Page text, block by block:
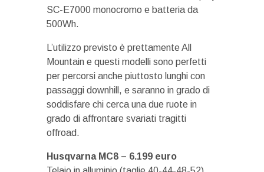
SC-E7000 monocromo e batteria da
500Wh.
L’utilizzo previsto è prettamente All
Mountain e questi modelli sono perfetti
per percorsi anche piuttosto lunghi con
passaggi downhill, e saranno in grado di
soddisfare chi cerca una due ruote in
grado di affrontare svariati tragitti
offroad.
Husqvarna MC8 – 6.199 euro